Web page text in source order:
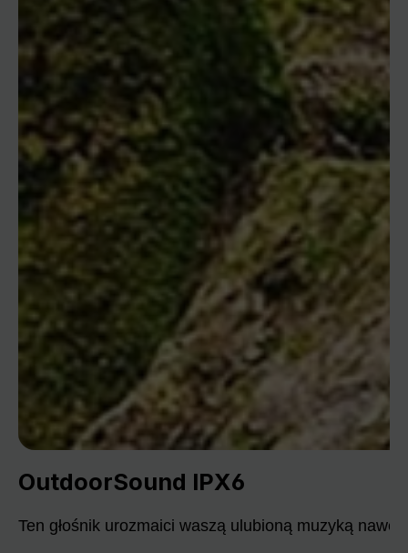
OutdoorSound IPX6
Ten głośnik urozmaici waszą ulubioną muzyką